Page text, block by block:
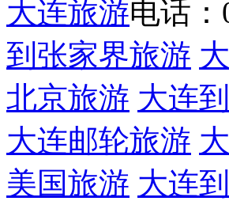
大连旅游电话：
到张家界旅游
北京旅游 大连
大连邮轮旅游
美国旅游 大连